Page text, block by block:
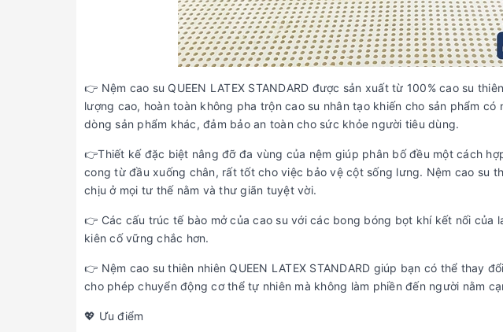
👉 Nệm cao su QUEEN LATEX STANDARD được sản xuất từ 100% cao su
lượng cao, hoàn toàn không pha trộn cao su nhân tạo khiến cho sản phẩm
dòng sản phẩm khác, đảm bảo an toàn cho sức khỏe người tiêu dùng.
👉Thiết kế đặc biệt nâng đỡ đa vùng của nệm giúp phân bố đều một cách
cong từ đầu xuống chân, rất tốt cho việc bảo vệ cột sống lưng. Nệm cao su
chịu ở mọi tư thế nằm và thư giãn tuyệt vời.
👉 Các cấu trúc tế bào mở của cao su với các bong bóng bọt khí kết nối của
kiên cố vững chắc hơn.
👉 Nệm cao su thiên nhiên QUEEN LATEX STANDARD giúp bạn có thể thay
cho phép chuyển động cơ thể tự nhiên mà không làm phiền đến người nằm
💖 Ưu điểm